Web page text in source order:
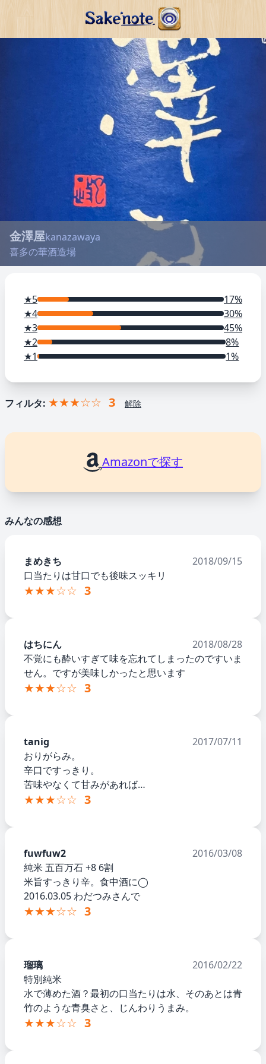
金澤屋kanazawaya
喜多の華酒造場
★5
17%
★4
30%
★3
45%
★2
8%
★1
1%
フィルタ: ★★★☆☆ 3 解除
Amazonで探す
みんなの感想
まめきち
2018/09/15
口当たりは甘口でも後味スッキリ
★★★☆☆ 3
はちにん
2018/08/28
不覚にも酔いすぎて味を忘れてしまったのですいま
せん。ですが美味しかったと思います
★★★☆☆ 3
tanig
2017/07/11
おりがらみ。
辛口ですっきり。
苦味やなくて甘みがあれば…
★★★☆☆ 3
fuwfuw2
2016/03/08
純米 五百万石 +8 6割
米旨すっきり辛。食中酒に◯
2016.03.05 わだつみさんで
★★★☆☆ 3
瑠璃
2016/02/22
特別純米
水で薄めた酒？最初の口当たりは水、そのあとは青
竹のような青臭さと、じんわりうまみ。
★★★☆☆ 3